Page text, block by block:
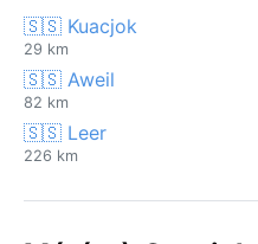
🇸🇸 Kuacjok
29 km
🇸🇸 Aweil
82 km
🇸🇸 Leer
226 km